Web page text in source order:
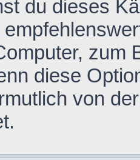
du dieses
zum
diese
von